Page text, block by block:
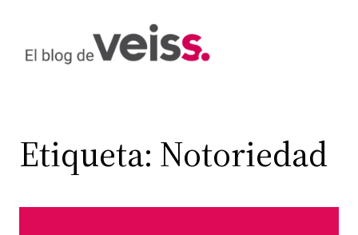
contenido
Etiqueta: Notoriedad